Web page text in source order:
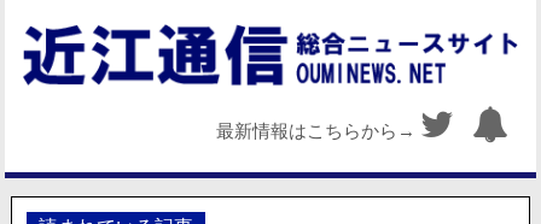
最新情報はこちらから→